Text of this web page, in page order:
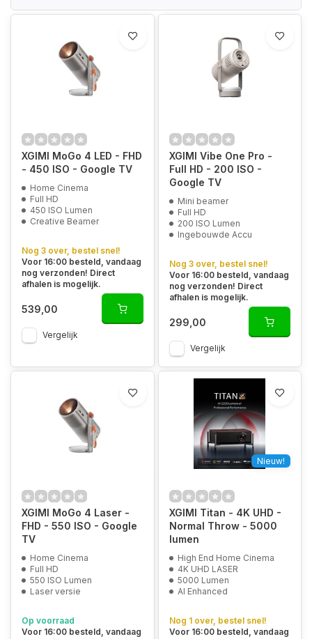
XGIMI MoGo 4 LED - FHD
- 450 ISO - Google TV
Home Cinema
Full HD
450 ISO Lumen
Creative Beamer
Nog 3 over, bestel snel!
Voor 16:00 besteld, vandaag
nog verzonden! Direct
afhalen is mogelijk.
539,00
Vergelijk
XGIMI Vibe One Pro -
Full HD - 200 ISO -
Google TV
Mini beamer
Full HD
200 ISO Lumen
Ingebouwde Accu
Nog 3 over, bestel snel!
Voor 16:00 besteld, vandaag
nog verzonden! Direct
afhalen is mogelijk.
299,00
Vergelijk
XGIMI MoGo 4 Laser -
FHD - 550 ISO - Google
TV
Home Cinema
Full HD
550 ISO Lumen
Laser versie
Op voorraad
Voor 16:00 besteld, vandaag
Nieuw!
XGIMI Titan - 4K UHD -
Normal Throw - 5000
lumen
High End Home Cinema
4K UHD LASER
5000 Lumen
AI Enhanced
Nog 1 over, bestel snel!
Voor 16:00 besteld, vandaag